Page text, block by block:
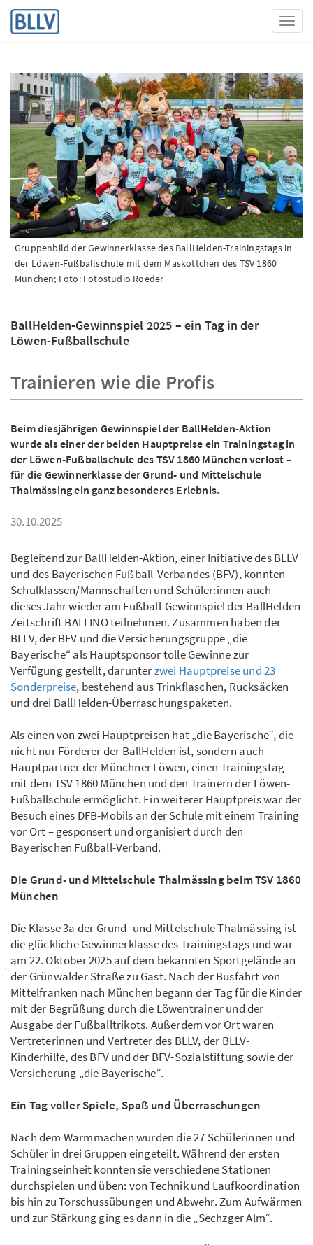
Gruppenbild der Gewinnerklasse des BallHelden-Trainingstags in
der Löwen-Fußballschule mit dem Maskottchen des TSV 1860
München; Foto: Fotostudio Roeder
BallHelden-Gewinnspiel 2025 – ein Tag in der
Löwen-Fußballschule
Trainieren wie die Profis
Beim diesjährigen Gewinnspiel der BallHelden-Aktion
wurde als einer der beiden Hauptpreise ein Trainingstag in
der Löwen-Fußballschule des TSV 1860 München verlost –
für die Gewinnerklasse der Grund- und Mittelschule
Thalmässing ein ganz besonderes Erlebnis.
30.10.2025
Begleitend zur BallHelden-Aktion, einer Initiative des BLLV
und des Bayerischen Fußball-Verbandes (BFV), konnten
Schulklassen/Mannschaften und Schüler:innen auch
dieses Jahr wieder am Fußball-Gewinnspiel der BallHelden
Zeitschrift BALLINO teilnehmen. Zusammen haben der
BLLV, der BFV und die Versicherungsgruppe „die
Bayerische“ als Hauptsponsor tolle Gewinne zur
Verfügung gestellt, darunterzwei Hauptpreise und 23
Sonderpreise, bestehend aus Trinkflaschen, Rucksäcken
und drei BallHelden-Überraschungspaketen.
Als einen von zwei Hauptpreisen hat „die Bayerische“, die
nicht nur Förderer der BallHelden ist, sondern auch
Hauptpartner der Münchner Löwen, einen Trainingstag
mit dem TSV 1860 München und den Trainern der Löwen-
Fußballschule ermöglicht. Ein weiterer Hauptpreis war der
Besuch eines DFB-Mobils an der Schule mit einem Training
vor Ort – gesponsert und organisiert durch den
Bayerischen Fußball-Verband.
Die Grund- und Mittelschule Thalmässing beim TSV 1860
München
Die Klasse 3a der Grund- und Mittelschule Thalmässing ist
die glückliche Gewinnerklasse des Trainingstags und war
am 22. Oktober 2025 auf dem bekannten Sportgelände an
der Grünwalder Straße zu Gast. Nach der Busfahrt von
Mittelfranken nach München begann der Tag für die Kinder
mit der Begrüßung durch die Löwentrainer und der
Ausgabe der Fußballtrikots. Außerdem vor Ort waren
Vertreterinnen und Vertreter des BLLV, der BLLV-
Kinderhilfe, des BFV und der BFV-Sozialstiftung sowie der
Versicherung „die Bayerische“.
Ein Tag voller Spiele, Spaß und Überraschungen
Nach dem Warmmachen wurden die 27 Schülerinnen und
Schüler in drei Gruppen eingeteilt. Während der ersten
Trainingseinheit konnten sie verschiedene Stationen
durchspielen und üben: von Technik und Laufkoordination
bis hin zu Torschussübungen und Abwehr. Zum Aufwärmen
und zur Stärkung ging es dann in die „Sechzger Alm“.